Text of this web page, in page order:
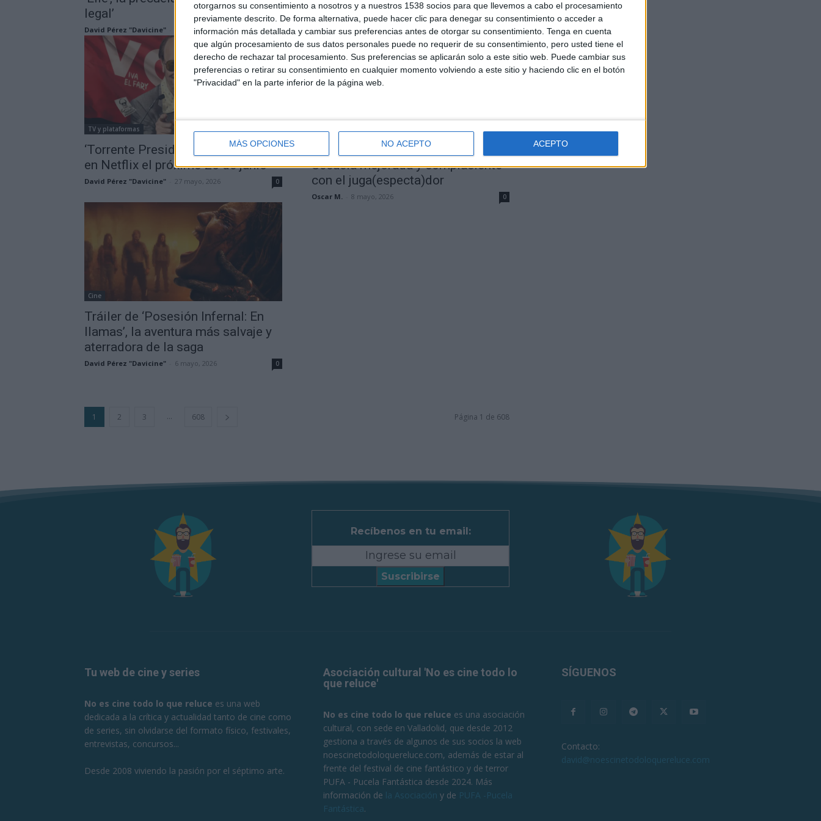
otorgarnos su consentimiento a nosotros y a nuestros 1538 socios para que llevemos a cabo el procesamiento
previamente descrito. De forma alternativa, puede hacer clic para denegar su consentimiento o acceder a
información más detallada y cambiar sus preferencias antes de otorgar su consentimiento. Tenga en cuenta
que algún procesamiento de sus datos personales puede no requerir de su consentimiento, pero usted tiene el
derecho de rechazar tal procesamiento. Sus preferencias se aplicarán solo a este sitio web. Puede cambiar sus
preferencias o retirar su consentimiento en cualquier momento volviendo a este sitio y haciendo clic en el botón
"Privacidad" en la parte inferior de la página web.
MÁS OPCIONES NO ACEPTO ACEPTO
legal’
David Pérez "Davicine" 9 junio, 2026 0
David Pérez "Davicine" 6 junio, 2026
TV y plataformas
‘Torrente Presidente’ se estrenará
en Netflix el próximo 26 de junio
David Pérez "Davicine" 27 mayo, 2026 0
Crítica de ‘Mortal Kombat II’:
Secuela mejorada y complaciente
con el juga(especta)dor
Oscar M. 8 mayo, 2026 0
Cine
Tráiler de ‘Posesión Infernal: En
llamas’, la aventura más salvaje y
aterradora de la saga
David Pérez "Davicine" 6 mayo, 2026 0
1 2 3 ... 608 Página 1 de 608
Recíbenos en tu email:
Suscribirse
Tu web de cine y series
No es cine todo lo que reluce es una web
dedicada a la crítica y actualidad tanto de cine como
de series, sin olvidarse del formato físico, festivales,
entrevistas, concursos...
Desde 2008 viviendo la pasión por el séptimo arte.
Asociación cultural 'No es cine todo lo
que reluce'
No es cine todo lo que reluce es una asociación
cultural, con sede en Valladolid, que desde 2012
gestiona a través de algunos de sus socios la web
noescinetodoloquereluce.com, además de estar al
frente del festival de cine fantástico y de terror
PUFA - Pucela Fantástica desde 2024. Más
información de la Asociación y de PUFA -Pucela
Fantástica.
SÍGUENOS
Contacto:
david@noescinetodoloquereluce.com